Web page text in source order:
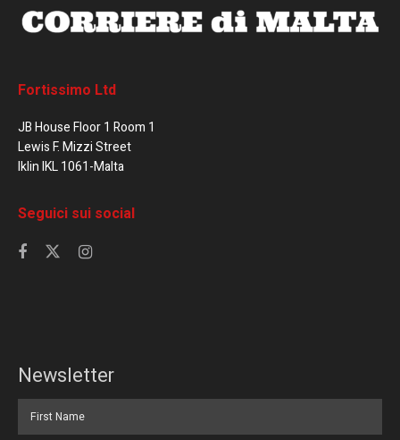
Fortissimo Ltd
JB House Floor 1 Room 1
Lewis F. Mizzi Street
Iklin IKL 1061-Malta
Seguici sui social
Newsletter